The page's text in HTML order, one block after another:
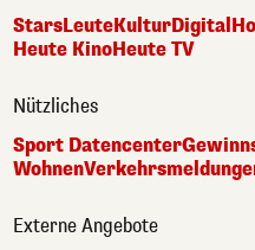
StarsLeuteKulturDigital
Heute KinoHeute TV
Nützliches
Sport Datencenter
Wohnen
Externe Angebote